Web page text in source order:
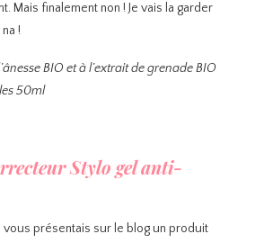
Mais finalement non ! Je vais la garder
!
BIO et à l’extrait de grenade BIO
50ml
Stylo gel anti-
vous présentais sur le blog un produit